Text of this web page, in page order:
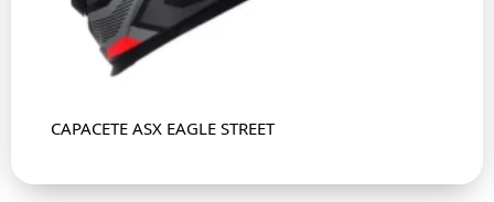
CAPACETE ASX EAGLE STREET